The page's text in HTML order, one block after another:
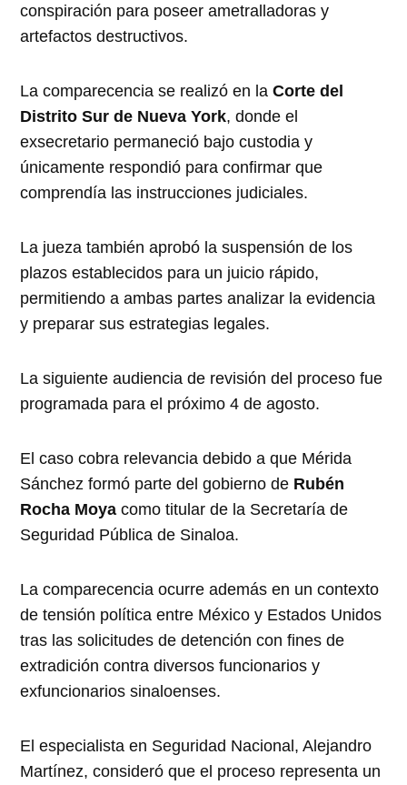
conspiración para poseer ametralladoras y
artefactos destructivos.
La comparecencia se realizó en laCorte del
Distrito Sur de Nueva York, donde el
exsecretario permaneció bajo custodia y
únicamente respondió para confirmar que
comprendía las instrucciones judiciales.
La jueza también aprobó la suspensión de los
plazos establecidos para un juicio rápido,
permitiendo a ambas partes analizar la evidencia
y preparar sus estrategias legales.
La siguiente audiencia de revisión del proceso fue
programada para el próximo 4 de agosto.
El caso cobra relevancia debido a que Mérida
Sánchez formó parte del gobierno de Rubén
Rocha Moya como titular de la Secretaría de
Seguridad Pública de Sinaloa.
La comparecencia ocurre además en un contexto
de tensión política entre México y Estados Unidos
tras las solicitudes de detención con fines de
extradición contra diversos funcionarios y
exfuncionarios sinaloenses.
El especialista en Seguridad Nacional, Alejandro
Martínez, consideró que el proceso representa un